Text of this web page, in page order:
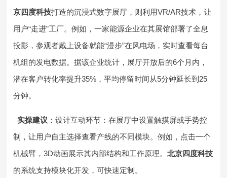
京四度科技打造的沉浸式数字展厅，则利用VR/AR技术，让
用户“走进”工厂。例如，一家能源企业在其展馆部署了全息
投影，参观者戴上设备就能“漫步”在风电场，实时查看每台
机组的发电数据。据该企业统计，展厅开放后的6个月内，
潜在客户转化率提升35%，平均停留时间从5分钟延长到25
分钟。
实操建议 ：设计互动环节：在展厅中设置触摸屏或手势控
制，让用户自主选择查看产线的不同模块。例如，点击一个
机械臂，3D动画展示其内部结构和工作原理。北京四度科技
的系统支持模块化开发，可快速定制。